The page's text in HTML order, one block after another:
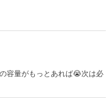
容量がもっとあれば😭次は必